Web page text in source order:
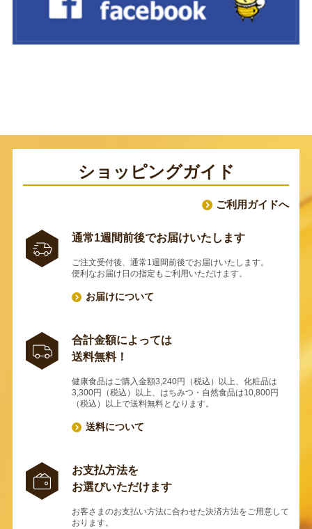
ショッピングガイド
ご利用ガイドへ
通常1週間前後でお届けいたします
ご注文受付後、通常1週間前後でお届けいたします。
便利なお届け日の指定もご利用いただけます。
お届けについて
合計金額によっては
送料無料！
健康食品はご購入金額3,240円（税込）以上、化粧品は
3,300円（税込）以上、はちみつ・自然食品は10,800円
（税込）以上で送料無料となります。
送料について
お支払方法を
お選びいただけます
お客さまのお支払い方法に合わせた決済方法をご用意して
おります。